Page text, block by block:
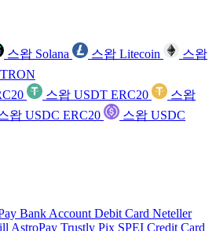
스왑 Solana 스왑 Litecoin
스왑
스왑 USDT ERC20
스왑
왑 USDC ERC20
스왑 USDC
Bank Account Debit Card Neteller
AstroPay Trustly Pix SPEI Credit Card